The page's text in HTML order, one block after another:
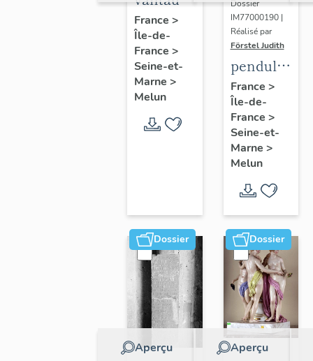
du
portail
central
France >
Île-de-
France >
Seine-et-
Marne >
Melun
Dossier
IM77000190 |
Réalisé par
Förstel Judith
pendule
et paire
de
chandeliers
assortis
France >
Île-de-
France >
Seine-et-
Marne >
Melun
Dossier
Aperçu
Dossier
Aperçu